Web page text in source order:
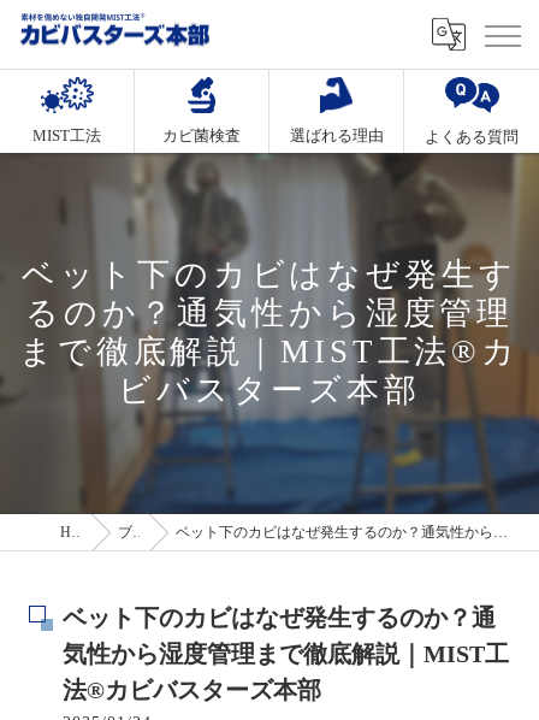
MIST工法 カビ菌検査 選ばれる理由 よくある質問
ベット下のカビはなぜ発生す
るのか？通気性から湿度管理
まで徹底解説｜MIST工法®カ
ビバスターズ本部
HOME ブログ ベット下のカビはなぜ発生するのか？通気性から湿度管理まで徹底解説｜MIST工法®カビバスターズ本部
ベット下のカビはなぜ発生するのか？通
気性から湿度管理まで徹底解説｜MIST工
法®カビバスターズ本部